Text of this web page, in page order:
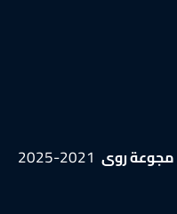
مجوعة روى